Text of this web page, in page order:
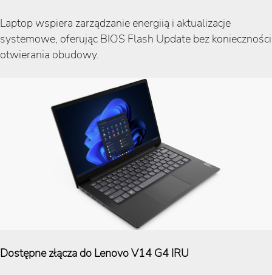
Laptop wspiera zarządzanie energiią i aktualizacje
systemowe, oferując BIOS Flash Update bez konieczności
otwierania obudowy.
Dostępne złącza do Lenovo V14 G4 IRU